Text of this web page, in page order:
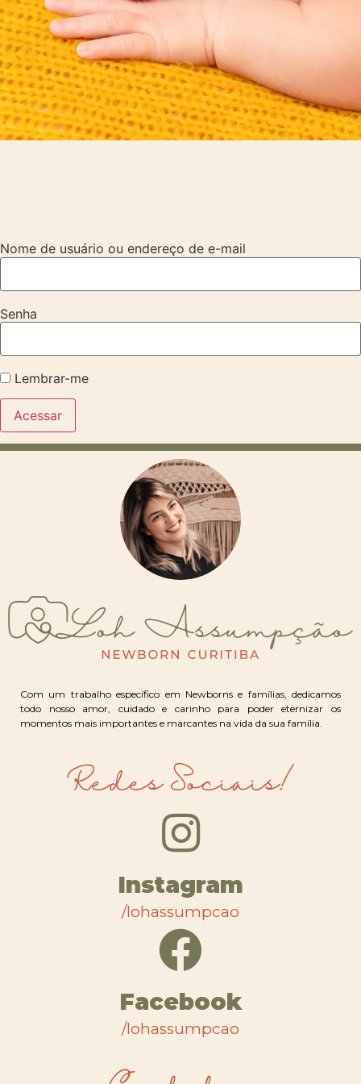
Nome de usuário ou endereço de e-mail
Senha
Lembrar-me
Com um trabalho específico em Newborns e famílias, dedicamos
todo nosso amor, cuidado e carinho para poder eternizar os
momentos mais importantes e marcantes na vida da sua família.
Redes Sociais!
Instagram
/lohassumpcao
Facebook
/lohassumpcao